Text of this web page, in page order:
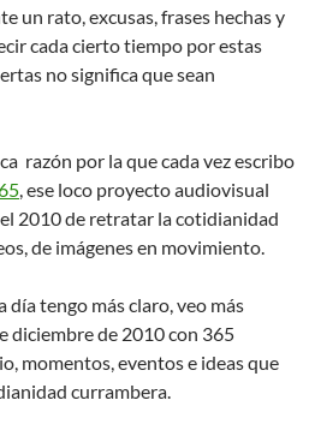
un rato, excusas, frases hechas y
cada cierto tiempo por estas
no significa que sean
razón por la que cada vez escribo
, ese loco proyecto audiovisual
2010 de retratar la cotidianidad
de imágenes en movimiento.
día tengo más claro, veo más
diciembre de 2010 con 365
momentos, eventos e ideas que
currambera.